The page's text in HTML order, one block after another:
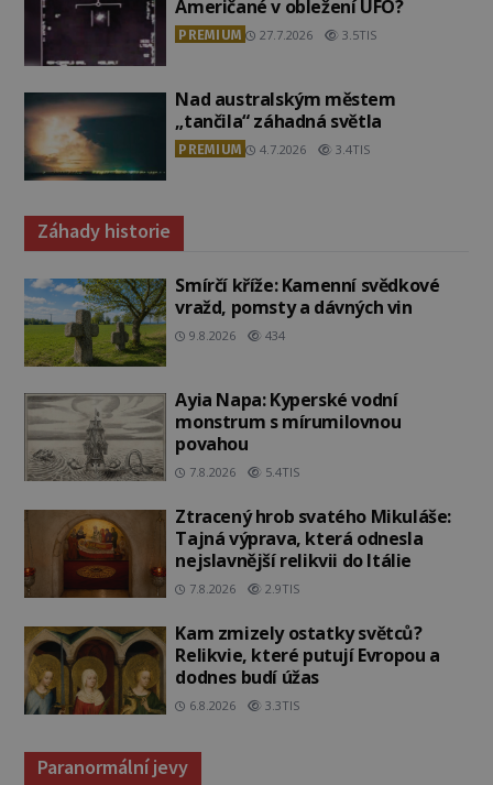
Američané v obležení UFO?
PREMIUM 27.7.2026 3.5TIS
Nad australským městem
„tančila“ záhadná světla
PREMIUM 4.7.2026 3.4TIS
Záhady historie
Smírčí kříže: Kamenní svědkové
vražd, pomsty a dávných vin
9.8.2026 434
Ayia Napa: Kyperské vodní
monstrum s mírumilovnou
povahou
7.8.2026 5.4TIS
Ztracený hrob svatého Mikuláše:
Tajná výprava, která odnesla
nejslavnější relikvii do Itálie
7.8.2026 2.9TIS
Kam zmizely ostatky světců?
Relikvie, které putují Evropou a
dodnes budí úžas
6.8.2026 3.3TIS
Paranormální jevy